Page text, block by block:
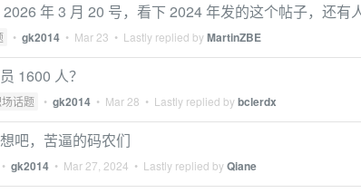
年 3 月 20 号，看下 2024 年发的这个帖子，还有
• gk2014 • Mar 23 • Lastly replied byMartinZBE
1600 人？
话题 • gk2014 • Mar 28 • Lastly replied bybclerdx
吧，苦逼的码农们
• gk2014 • Mar 27, 2024 • Lastly replied byQiane